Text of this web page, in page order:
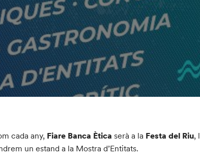
cada any, Fiare Banca Ètica serà a la Festa del Riu,
un estand a la Mostra d’Entitats.